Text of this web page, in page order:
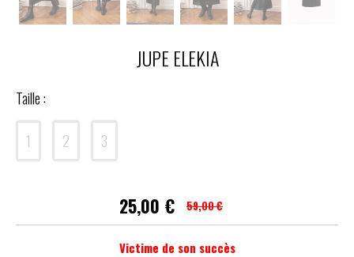
JUPE ELEKIA
Taille :
1 2 3
25,00 € 59,00 €
Victime de son succès